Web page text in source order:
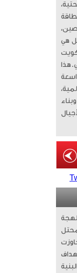
هي
​هذا